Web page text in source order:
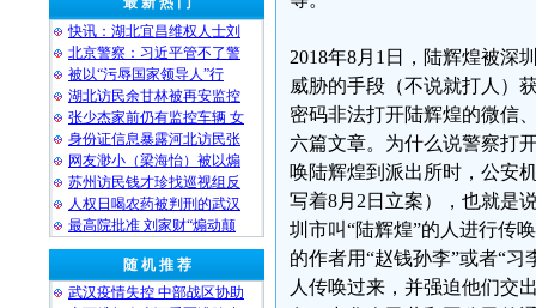
快讯：湖北宜昌维权人士刘
北京警察：习近平管不了警
被以“污辱国家领导人”行
湖北访民余甘林被再安监控
张少杰家前仍有监控车辆 女
身份证信息暴露河北访民张
网友渺小（梁海怡）被以煽
苏州访民钱才珍找巡视组反
人权日喝农药被判刑的武汉
最高院批准 刘家财“煽动颠
随 机 推 荐
武汉疫情失控 中部战区协助
2018年8月1日，陆辉煌被深
威胁的手段（不说就打人）
密码非法打开陆辉煌的微信
六篇文章。为什么说警察打
唤陆辉煌到派出所时，公安
写着8月2日立案），也就是
圳市叫“陆辉煌”的人进行传
的作者用“赵钱孙李”或者“
人传唤过来，并强迫他们交